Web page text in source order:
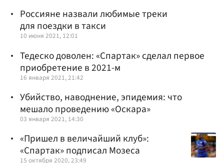
Россияне назвали любимые треки
для поездки в такси
10 июня 2021, 12:01
Тедеско доволен: «Спартак» сделал первое
приобретение в 2021-м
16 января 2021, 21:42
Убийство, наводнение, эпидемия: что
мешало проведению «Оскара»
03 января 2021, 14:30
«Пришел в величайший клуб»:
«Спартак» подписал Мозеса
15 октября 2020, 23:49